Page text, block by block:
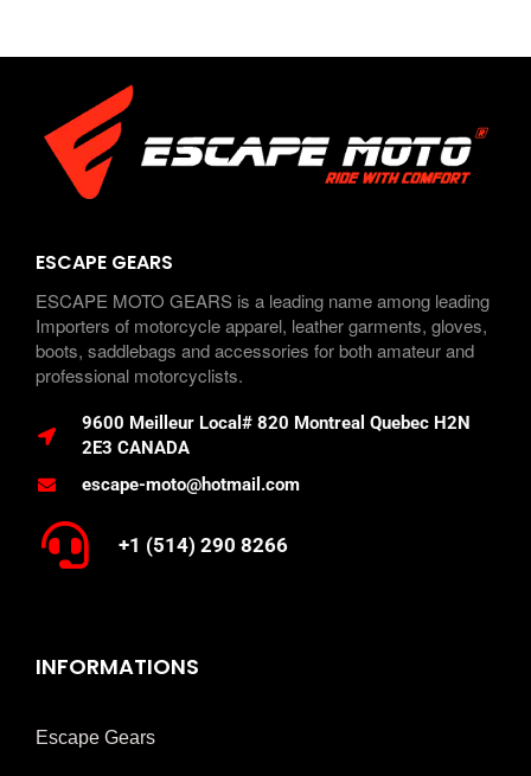
ESCAPE GEARS
ESCAPE MOTO GEARS is a leading name among leading
Importers of motorcycle apparel, leather garments, gloves,
boots, saddlebags and accessories for both amateur and
professional motorcyclists.
9600 Meilleur Local# 820 Montreal Quebec H2N
2E3 CANADA
escape-moto@hotmail.com
+1 (514) 290 8266
INFORMATIONS
Escape Gears